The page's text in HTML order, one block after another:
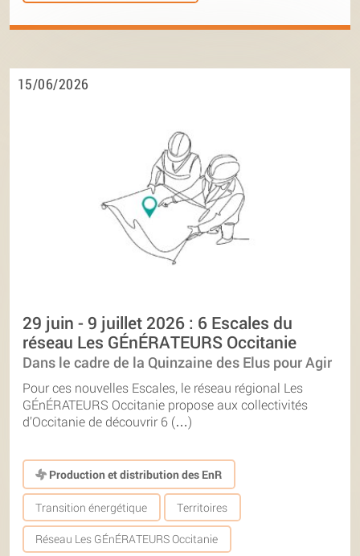
15/06/2026
29 juin - 9 juillet 2026 : 6 Escales du
réseau Les GÉnÉRATEURS Occitanie
Dans le cadre de la Quinzaine des Elus pour Agir
Pour ces nouvelles Escales, le réseau régional Les
GÉnÉRATEURS Occitanie propose aux collectivités
d’Occitanie de découvrir 6 (…)
Production et distribution des EnR
Transition énergétique Territoires
Réseau Les GÉnÉRATEURS Occitanie